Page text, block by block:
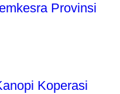
Provinsi
Koperasi